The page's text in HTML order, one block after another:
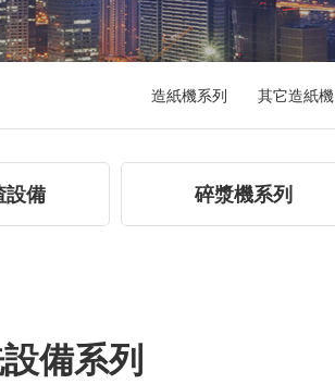
造紙機系列 其它造紙機
設備 碎漿機系列
備系列